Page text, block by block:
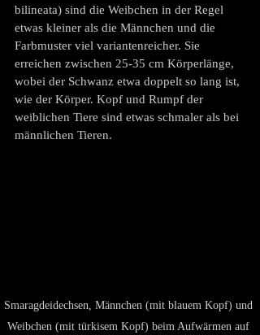
bilineata) sind die Weibchen in der Regel
etwas kleiner als die Männchen und die
Farbmuster viel variantenreicher. Sie
erreichen zwischen 25-35 cm Körperlänge,
wobei der Schwanz etwa doppelt so lang ist,
wie der Körper. Kopf und Rumpf der
weiblichen Tiere sind etwas schmaler als bei
männlichen Tieren.
Smaragdeidechsen, Männchen (mit blauem Kopf) und
Weibchen (mit türkisem Kopf) beim Aufwärmen auf